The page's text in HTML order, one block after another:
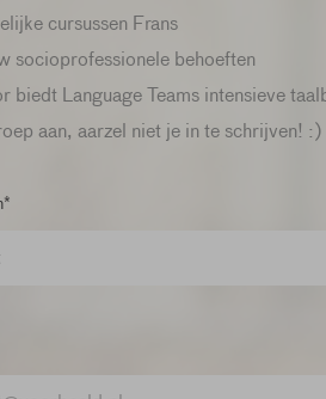
cursussen Frans
socioprofessionele behoeften
biedt Language Teams intensieve
aan, aarzel niet je in te schrijven! :)